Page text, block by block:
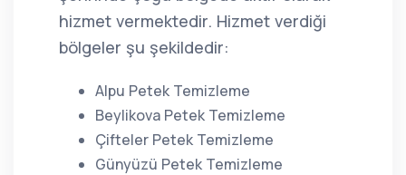
hizmet vermektedir. Hizmet verdiği
bölgeler şu şekildedir:
Alpu Petek Temizleme
Beylikova Petek Temizleme
Çifteler Petek Temizleme
Günyüzü Petek Temizleme